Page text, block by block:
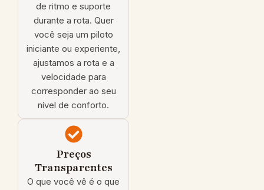
de ritmo e suporte
durante a rota. Quer
você seja um piloto
iniciante ou experiente,
ajustamos a rota e a
velocidade para
corresponder ao seu
nível de conforto.
Preços
Transparentes
O que você vê é o que